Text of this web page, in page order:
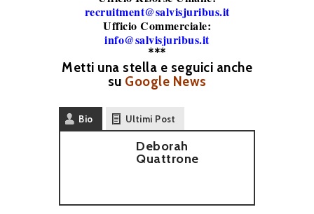
recruitment@salvisjuribus.it
Ufficio Commerciale:
info@salvisjuribus.it
***
Metti una stella e seguici anche
su Google News
Bio Ultimi Post
Deborah
Quattrone